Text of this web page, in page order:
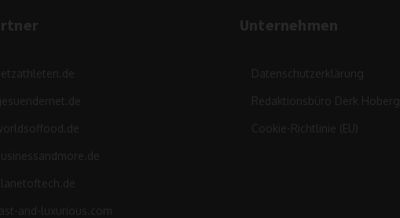
and-luxurious.com
Unternehmen
Datenschutzerklärung
Redaktionsbüro Derk Hoberg
Cookie-Richtlinie (EU)